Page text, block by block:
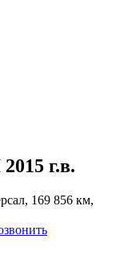
2015 г.в.
169 856 км,